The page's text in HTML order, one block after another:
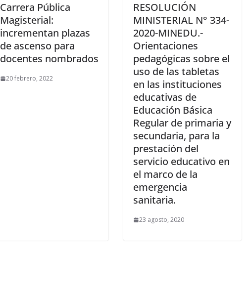
Carrera Pública
Magisterial:
incrementan plazas
de ascenso para
docentes nombrados
20 febrero, 2022
RESOLUCIÓN
MINISTERIAL N° 334-
2020-MINEDU.-
Orientaciones
pedagógicas sobre el
uso de las tabletas
en las instituciones
educativas de
Educación Básica
Regular de primaria y
secundaria, para la
prestación del
servicio educativo en
el marco de la
emergencia
sanitaria.
23 agosto, 2020